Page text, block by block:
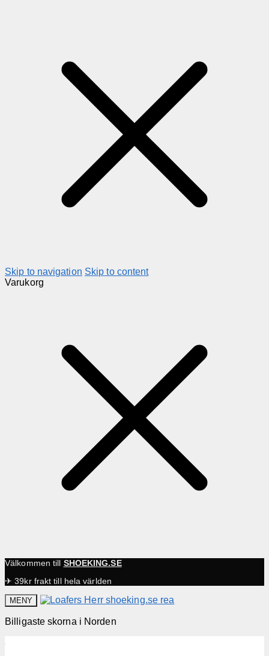
Skip to navigation Skip to content
Varukorg
Välkommen till SHOEKING.SE
✈ 39kr frakt till hela världen
MENY
Billigaste skorna i Norden